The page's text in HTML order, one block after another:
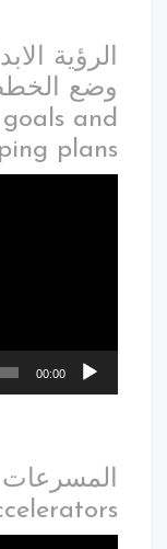
الرؤية
and
plans
00:00